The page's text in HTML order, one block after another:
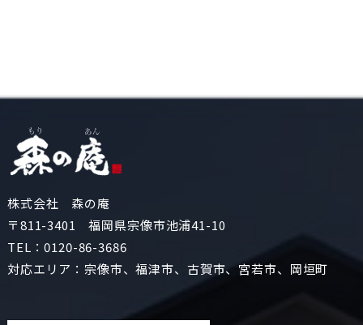
株式会社 森の庵
〒811-3401 福岡県宗像市池浦41-10
TEL：0120-86-3686
対応エリア：宗像市、福津市、古賀市、宮若市、岡垣町